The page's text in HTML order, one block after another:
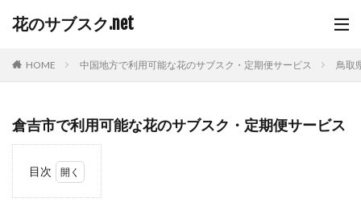
花のサブスク.net
HOME 中国地方で利用可能な花のサブスク・定期便サービス 鳥取
倉吉市で利用可能な花のサブスク・定期便サービス
目次